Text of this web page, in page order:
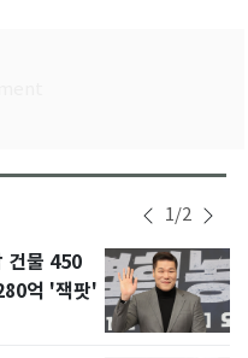
1/2
건물 450
억 '잭팟'